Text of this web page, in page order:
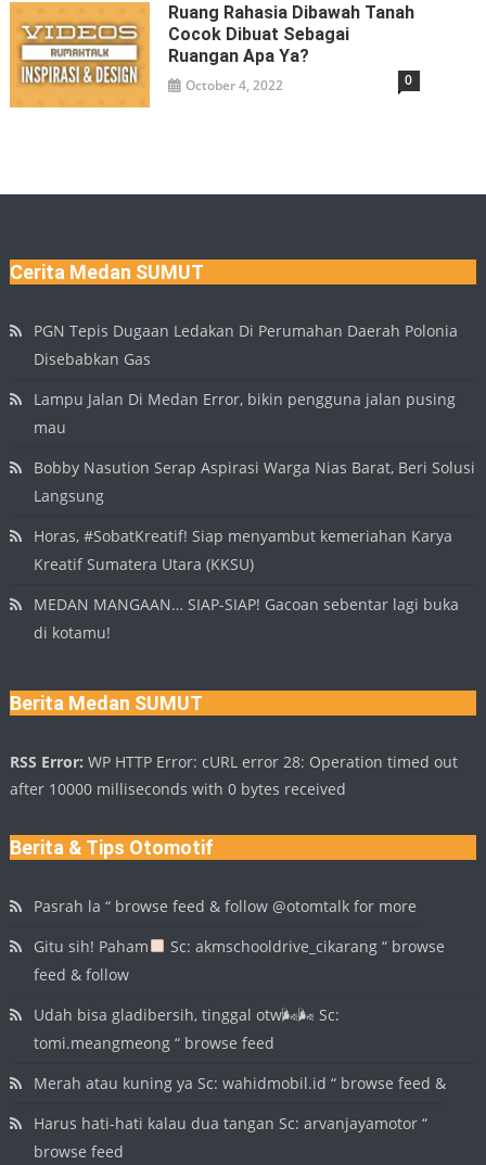
Ruang Rahasia Dibawah Tanah
Cocok Dibuat Sebagai
Ruangan Apa Ya?
October 4, 2022 0
Cerita Medan SUMUT
PGN Tepis Dugaan Ledakan Di Perumahan Daerah Polonia
Disebabkan Gas
Lampu Jalan Di Medan Error, bikin pengguna jalan pusing
mau
Bobby Nasution Serap Aspirasi Warga Nias Barat, Beri Solusi
Langsung
Horas, #SobatKreatif! Siap menyambut kemeriahan Karya
Kreatif Sumatera Utara (KKSU)
MEDAN MANGAAN… SIAP-SIAP! Gacoan sebentar lagi buka
di kotamu!
Berita Medan SUMUT
RSS Error: WP HTTP Error: cURL error 28: Operation timed out
after 10000 milliseconds with 0 bytes received
Berita & Tips Otomotif
Pasrah la “ browse feed & follow @otomtalk for more
Gitu sih! Paham
Sc: akmschooldrive_cikarang “ browse
feed & follow
Udah bisa gladibersih, tinggal otw🌬🌬 Sc:
tomi.meangmeong “ browse feed
Merah atau kuning ya Sc: wahidmobil.id “ browse feed &
Harus hati-hati kalau dua tangan Sc: arvanjayamotor “
browse feed